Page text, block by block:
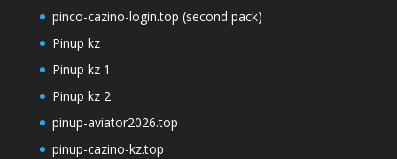
pinco-cazino-login.top (second pack)
Pinup kz
Pinup kz 1
Pinup kz 2
pinup-aviator2026.top
pinup-cazino-kz.top